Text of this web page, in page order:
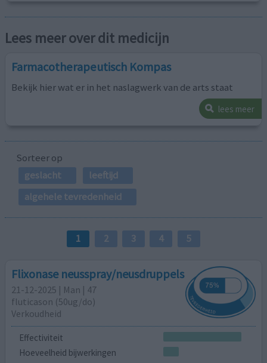
Lees meer over dit medicijn
Farmacotherapeutisch Kompas
Bekijk hier wat er in het naslagwerk van de arts staat
lees meer
Sorteer op
geslacht
leeftijd
algehele tevredenheid
1 2 3 4 5
Flixonase neusspray/neusdruppels
21-12-2025 | Man | 47
fluticason (50ug/do)
Verkoudheid
Effectiviteit
Hoeveelheid bijwerkingen